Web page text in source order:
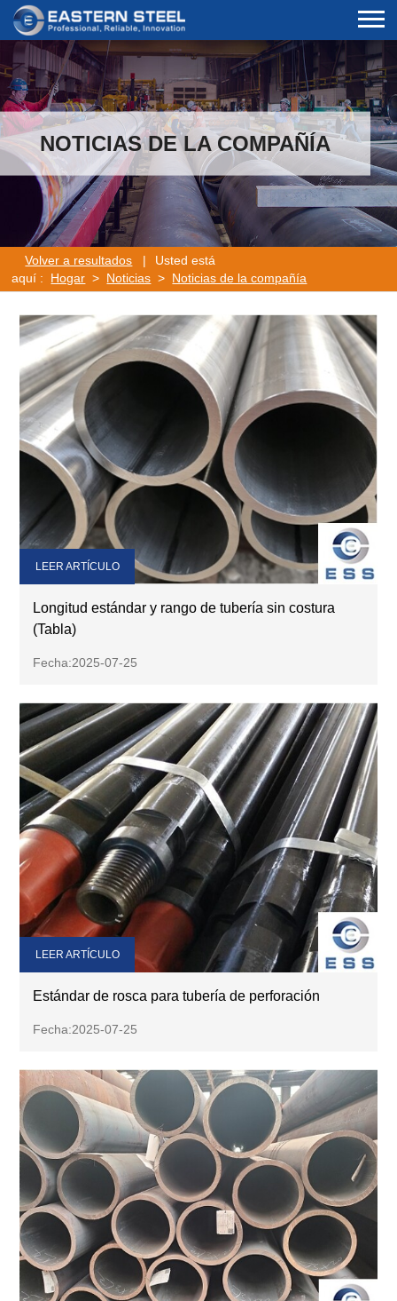
NOTICIAS DE LA COMPAÑÍA
Volver a resultados |
Usted está
aquí : Hogar > Noticias > Noticias de la compañía
Longitud estándar y rango de tubería sin costura
(Tabla)
Fecha:2025-07-25
LEER ARTÍCULO
Estándar de rosca para tubería de perforación
Fecha:2025-07-25
LEER ARTÍCULO